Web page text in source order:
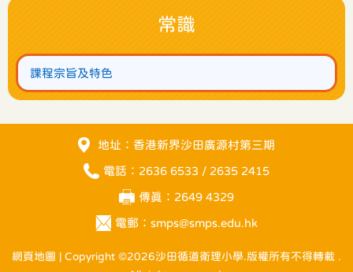
常識
課程宗旨及特色
地址：香港新界沙田廣源村第三期
電話：2636 6533 / 2635 2415
傳真：2649 4329
電郵： smps@smps.edu.hk
網頁地圖 | Copyright ©2026沙田循道衛理小學.版權所有不得轉載 .